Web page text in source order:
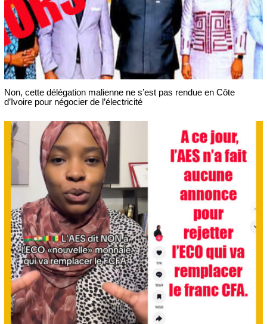
Non, cette délégation malienne ne s’est pas rendue en Côte
d’Ivoire pour négocier de l’électricité